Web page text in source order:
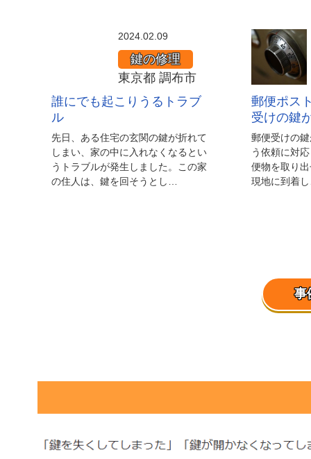
も
起
こ
り
う
る
2024.02.09
鍵の修理
東京都 調布市
誰にでも起こりうるトラブ
ル
先日、ある住宅の玄関の鍵が折れて
しまい、家の中に入れなくなるとい
うトラブルが発生しました。この家
の住人は、鍵を回そうとし…
郵便ポス
受けの鍵
郵便受けの
う依頼に対
便物を取り
現地に到着
事